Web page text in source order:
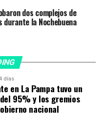
dos complejos de
la Nochebuena
días
en La Pampa tuvo un
95% y los gremios
nacional